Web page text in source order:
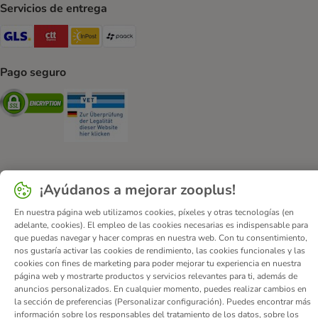
Servicios de entrega
GLS Shipping Method
CTTExpress Shipping Method
InPost Shipping Method
Pago seguro
Security
Quiénes somos Empleo Corporate Website
Condiciones comerciales generales
DSA
Formulario de desistimiento
Contacto
Gastos de envío y plazo de entrega
Formas de pago
Programa de afiliación
Protección de datos
Declaración de accesibilidad
© zooplus SE 2026
¡Ayúdanos a mejorar zooplus!
En nuestra página web utilizamos cookies, píxeles y otras tecnologías (en
adelante, cookies). El empleo de las cookies necesarias es indispensable para
que puedas navegar y hacer compras en nuestra web. Con tu consentimiento,
nos gustaría activar las cookies de rendimiento, las cookies funcionales y las
cookies con fines de marketing para poder mejorar tu experiencia en nuestra
página web y mostrarte productos y servicios relevantes para ti, además de
anuncios personalizados. En cualquier momento, puedes realizar cambios en
la sección de preferencias (Personalizar configuración). Puedes encontrar más
información sobre los responsables del tratamiento de los datos, sobre los